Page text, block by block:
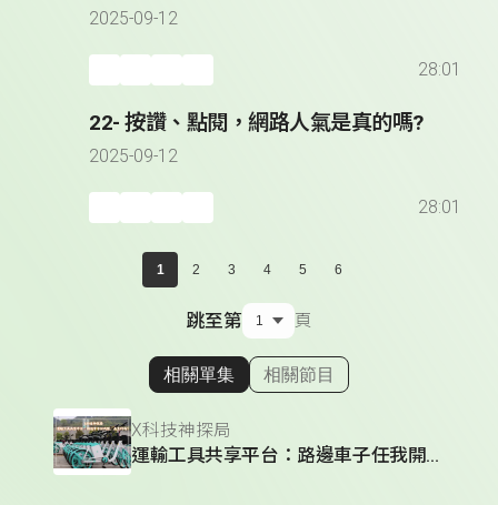
2025-09-12
28:01
22- 按讚、點閱，網路人氣是真的嗎?
2025-09-12
28:01
1 2 3 4 5 6
跳至第 頁
顯示相關單集
相關單集 相關節目
X科技神探局
運輸工具共享平台：路邊車子任我開，是真的嗎？